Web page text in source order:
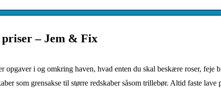
– Jem & Fix
i og omkring haven, hvad enten du skal beskære roser, feje
som grensakse til større redskaber såsom trillebør. Altid faste lave